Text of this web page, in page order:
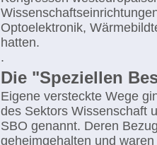
Optoelektronik,
hatten.
.
Die "Speziellen
Eigene versteckte Wege
des Sektors Wissenschaft
SBO genannt. Deren
geheimgehalten und